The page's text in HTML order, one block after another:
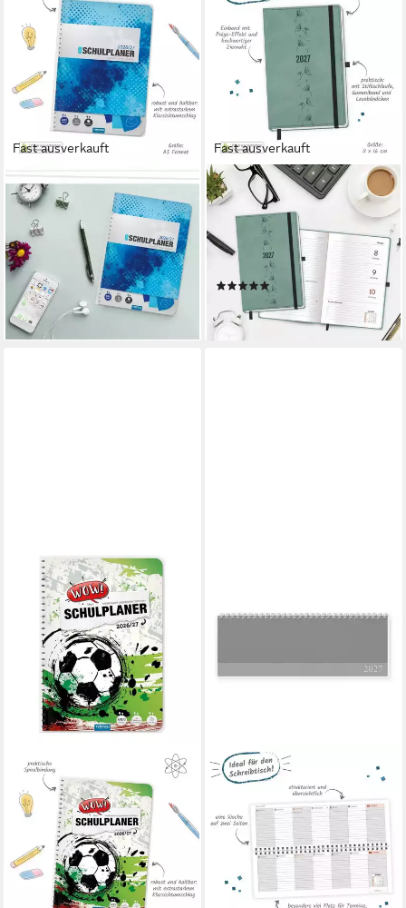
Fast ausverkauft
TRÖTSCH VERLAG
Schülerkalender TRÖTSCH -
Schulplaner Blau 26/27
10,85 €
lieferbar - in 2-3 Werktagen bei dir
Fast ausverkauft
TRÖTSCH VERLAG
Taschenkalender TRÖTSCH -
Taschenkalender A6 Soft
Touch Premium Aquamarin
2027
(1)
13,15 €
lieferbar - in 2-3 Werktagen bei dir